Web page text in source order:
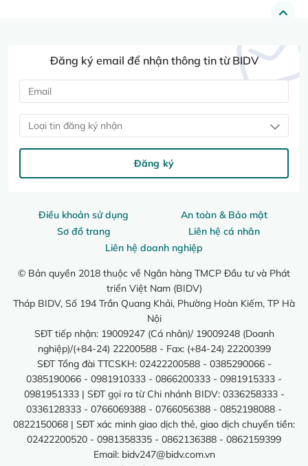
Điều khoản sử dụng
An toàn & Bảo mật
Sơ đồ trang
Liên hệ cá nhân
Liên hệ doanh nghiệp
© Bản quyền 2018 thuộc về Ngân hàng TMCP Đầu tư và Phát
triển Việt Nam (BIDV)
Tháp BIDV, Số 194 Trần Quang Khải, Phường Hoàn Kiếm, TP Hà
Nội
SĐT tiếp nhận: 19009247 (Cá nhân)/ 19009248 (Doanh
nghiệp)/(+84-24) 22200588 - Fax: (+84-24) 22200399
SĐT Tổng đài TTCSKH: 02422200588 - 0385290066 -
0385190066 - 0981910333 - 0866200333 - 0981915333 -
0981951333 | SĐT gọi ra từ Chi nhánh BIDV: 0336258333 -
0336128333 - 0766069388 - 0766056388 - 0852198088 -
0822150068 | SĐT xác minh giao dịch thẻ, giao dịch chuyển tiền:
02422200520 - 0981358335 - 0862136388 - 0862159399
Email: bidv247@bidv.com.vn
Đăng ký email để nhận thông tin từ BIDV
Loại tin đăng ký nhận
Đăng ký